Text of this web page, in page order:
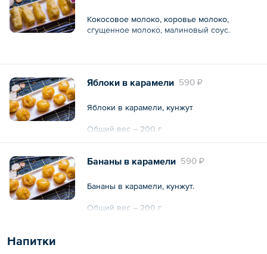
Кокосовое молоко, коровье молоко,
сгущенное молоко, малиновый соус.
Общий вес – 200 г
590 ₽
Яблоки в карамели
Яблоки в карамели, кунжут
Общий вес – 200 г
590 ₽
Бананы в карамели
Бананы в карамели, кунжут.
Общий вес – 200 г
Напитки